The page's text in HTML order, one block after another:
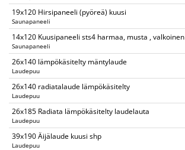
19x120 Hirsipaneeli (pyöreä) kuusi
Saunapaneeli
14x120 Kuusipaneeli sts4 harmaa, musta , valkoinen
Saunapaneeli
26x140 lämpökäsitelty mäntylaude
Laudepuu
26x140 radiatalaude lämpökäsitelty
Laudepuu
26x185 Radiata lämpökäsitelty laudelauta
Laudepuu
39x190 Äijälaude kuusi shp
Laudepuu